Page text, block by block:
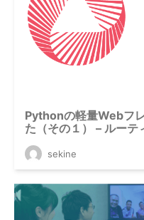
Pythonの軽量Webフ
た（その１） – ルーテ
sekine